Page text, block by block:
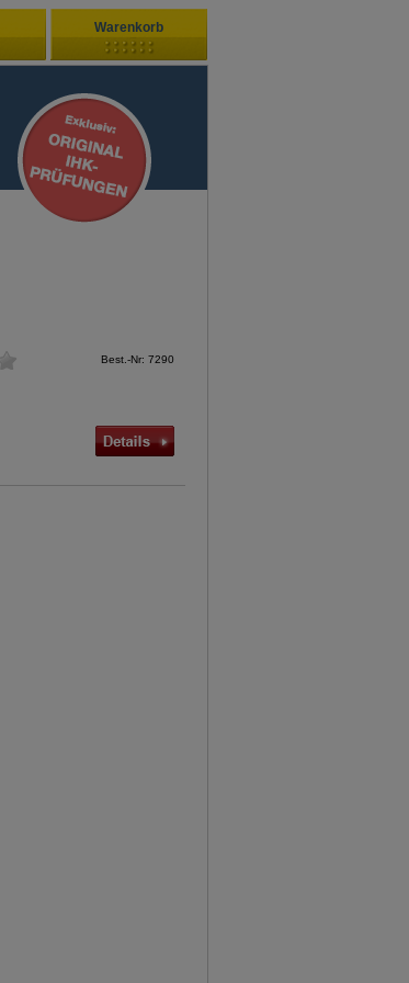
Warenkorb
Ihr Warenkorb ist leer
Sie sind Neukunde?
Best.-Nr: 7290